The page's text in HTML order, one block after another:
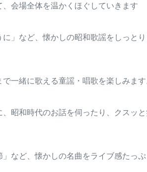
会場全体を温かくほぐしていきます
」など、懐かしの昭和歌謡をしっとり
一緒に歌える童謡・唱歌を楽しみます
昭和時代のお話を伺ったり、クスッ
など、懐かしの名曲をライブ感たっぷ